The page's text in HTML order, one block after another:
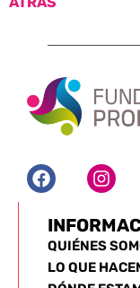
QUIÉNES
LO QUE